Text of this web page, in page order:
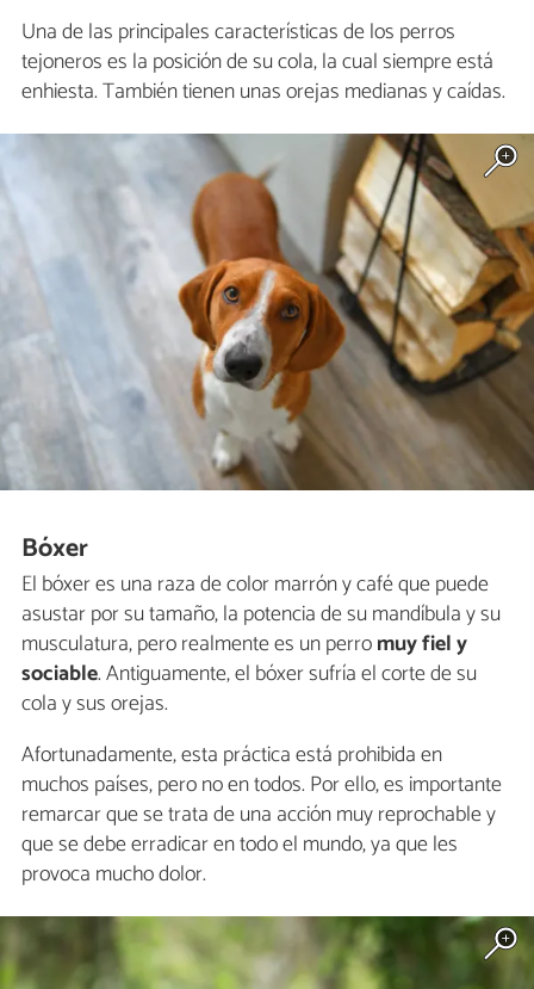
Una de las principales características de los perros
tejoneros es la posición de su cola, la cual siempre está
enhiesta. También tienen unas orejas medianas y caídas.
Bóxer
El bóxer es una raza de color marrón y café que puede
asustar por su tamaño, la potencia de su mandíbula y su
musculatura, pero realmente es un perromuy fiel y
sociable. Antiguamente, el bóxer sufría el corte de su
cola y sus orejas.
Afortunadamente, esta práctica está prohibida en
muchos países, pero no en todos. Por ello, es importante
remarcar que se trata de una acción muy reprochable y
que se debe erradicar en todo el mundo, ya que les
provoca mucho dolor.